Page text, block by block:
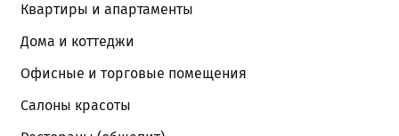
Квартиры и апартаменты
Дома и коттеджи
Офисные и торговые помещения
Салоны красоты